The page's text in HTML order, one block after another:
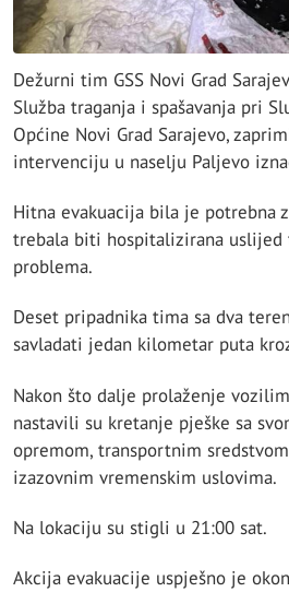
Dežurni tim GSS Novi Grad
Služba traganja i spašavanja pri
Općine Novi Grad Sarajevo,
intervenciju u naselju Paljevo
Hitna evakuacija bila je potrebna
trebala biti hospitalizirana uslijed
problema.
Deset pripadnika tima sa dva
savladati jedan kilometar puta
Nakon što dalje prolaženje
nastavili su kretanje pješke sa
opremom, transportnim
izazovnim vremenskim uslovima.
Na lokaciju su stigli u 21:00 sat.
Akcija evakuacije uspješno je